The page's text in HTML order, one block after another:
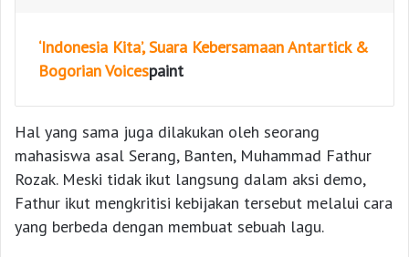
‘Indonesia Kita’, Suara Kebersamaan Antartick &
Bogorian Voicespaint
Hal yang sama juga dilakukan oleh seorang
mahasiswa asal Serang, Banten, Muhammad Fathur
Rozak. Meski tidak ikut langsung dalam aksi demo,
Fathur ikut mengkritisi kebijakan tersebut melalui cara
yang berbeda dengan membuat sebuah lagu.